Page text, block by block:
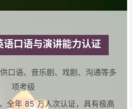
语口语与演讲能力认证
口语、音乐剧、戏剧、沟通等多
项考级
全年 85 万人次认证，具有极高